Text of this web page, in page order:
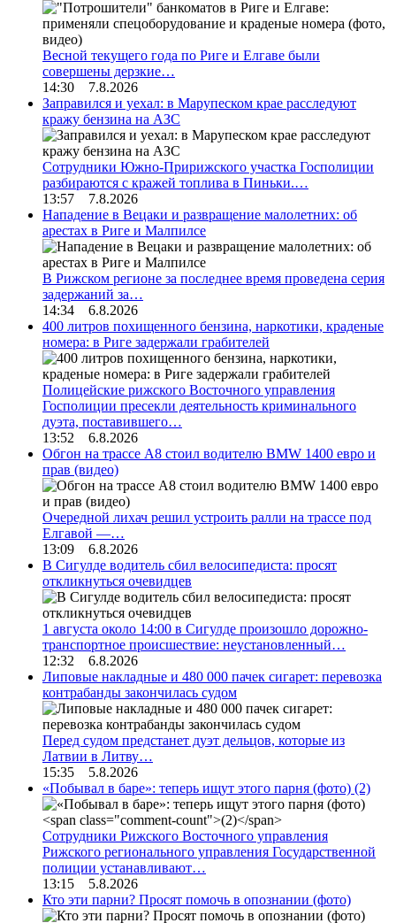
Весной текущего года по Риге и Елгаве были
совершены дерзкие…
14:30 7.8.2026
Заправился и уехал: в Марупеском крае расследуют
кражу бензина на АЗС
Сотрудники Южно-Пририжского участка Госполиции
разбираются с кражей топлива в Пиньки.…
13:57 7.8.2026
Нападение в Вецаки и развращение малолетних: об
арестах в Риге и Малпилсе
В Рижском регионе за последнее время проведена серия
задержаний за…
14:34 6.8.2026
400 литров похищенного бензина, наркотики, краденые
номера: в Риге задержали грабителей
Полицейские рижского Восточного управления
Госполиции пресекли деятельность криминального
дуэта, поставившего…
13:52 6.8.2026
Обгон на трассе А8 стоил водителю BMW 1400 евро и
прав (видео)
Очередной лихач решил устроить ралли на трассе под
Елгавой —…
13:09 6.8.2026
В Сигулде водитель сбил велосипедиста: просят
откликнуться очевидцев
1 августа около 14:00 в Сигулде произошло дорожно-
транспортное происшествие: неустановленный…
12:32 6.8.2026
Липовые накладные и 480 000 пачек сигарет: перевозка
контрабанды закончилась судом
Перед судом предстанет дуэт дельцов, которые из
Латвии в Литву…
15:35 5.8.2026
«Побывал в баре»: теперь ищут этого парня (фото) (2)
Сотрудники Рижского Восточного управления
Рижского регионального управления Государственной
полиции устанавливают…
13:15 5.8.2026
Кто эти парни? Просят помочь в опознании (фото)